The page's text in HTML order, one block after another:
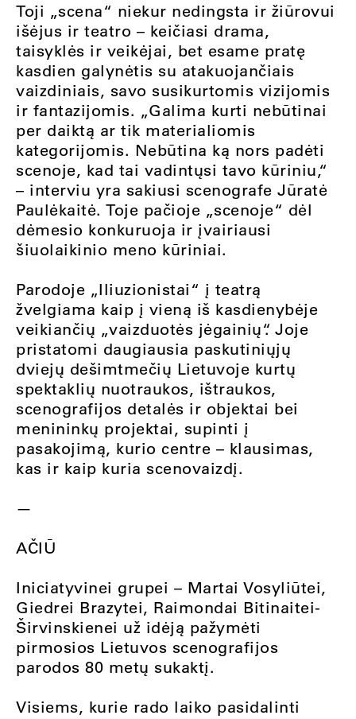
Toji „scena“ niekur nedingsta ir žiūrovui
išėjus ir teatro – keičiasi drama,
taisyklės ir veikėjai, bet esame pratę
kasdien galynėtis su atakuojančiais
vaizdiniais, savo susikurtomis vizijomis
ir fantazijomis. „Galima kurti nebūtinai
per daiktą ar tik materialiomis
kategorijomis. Nebūtina ką nors padėti
scenoje, kad tai vadintųsi tavo kūriniu,“
– interviu yra sakiusi scenografe Jūratė
Paulėkaitė. Toje pačioje „scenoje“ dėl
dėmesio konkuruoja ir įvairiausi
šiuolaikinio meno kūriniai.
Parodoje „Iliuzionistai“ į teatrą
žvelgiama kaip į vieną iš kasdienybėje
veikiančių „vaizduotės jėgainių“. Joje
pristatomi daugiausia paskutiniųjų
dviejų dešimtmečių Lietuvoje kurtų
spektaklių nuotraukos, ištraukos,
scenografijos detalės ir objektai bei
menininkų projektai, supinti į
pasakojimą, kurio centre – klausimas,
kas ir kaip kuria scenovaizdį.
—
AČIŪ
Iniciatyvinei grupei – Martai Vosyliūtei,
Giedrei Brazytei, Raimondai Bitinaitei-
Širvinskienei už idėją pažymėti
pirmosios Lietuvos scenografijos
parodos 80 metų sukaktį.
Visiems, kurie rado laiko pasidalinti